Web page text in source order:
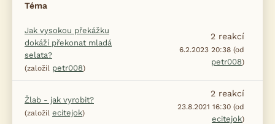
Téma
Jak vysokou překážku
dokáží překonat mladá
selata?
(založil petr008)
2 reakcí
6.2.2023 20:38 (od
petr008)
Žlab - jak vyrobit?
(založil ecitejok)
2 reakcí
23.8.2021 16:30 (od
ecitejok)